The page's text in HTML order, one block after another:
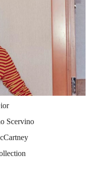
Scervino